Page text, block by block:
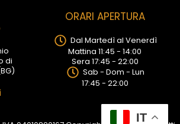
di
ORARI APERTURA
Dal Martedì al Venerdì
Mattina 11:45 - 14:00
Sera 17:45 - 22:00
Sab - Dom - Lun
17:45 - 22:00
IT